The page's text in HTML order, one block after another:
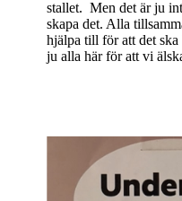
stallet. Men det är ju
skapa det. Alla
hjälpa till för att det
ju alla här för att vi